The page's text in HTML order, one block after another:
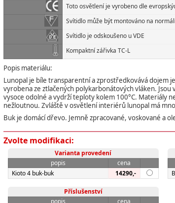
Toto osvětlení je vyrobeno dle
Svítidlo může být montováno na
Svítidlo je odskoušeno u VDE
Kompaktní zářivka TC-L
Popis materiálu:
Lunopal je bíle transparentní a zprostředkovává dojem
vyrobena ze ztlačených polykarbonátových vláken.
vysoce odolné a vydrží teploty kolem 100°C. Materiály
nežloutnou. Zvláště v osvětlení interiérů lunopal má
Buk je domácí dřevo. Jemně zpracované, voskované a
Zvolte modifikaci:
Varianta provedení
popis
cena
Kioto 4 buk-buk
14290,-
Příslušenství